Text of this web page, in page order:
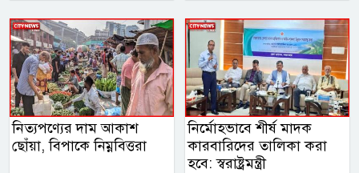
নিত্যপণ্যের দাম আকাশ
ছোঁয়া, বিপাকে নিম্নবিত্তরা
নির্মোহভাবে শীর্ষ মাদক
কারবারিদের তালিকা করা
হবে: স্বরাষ্ট্রমন্ত্রী